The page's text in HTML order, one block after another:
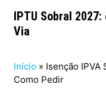
IPTU Sobral
Via
Início » Isenção IPVA
Como Pedir